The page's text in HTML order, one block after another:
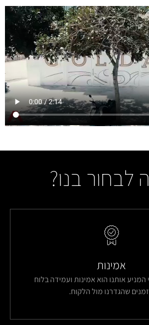
לבחור בנו?
אמינות
אותנו הוא אמינות ועמידה בלוח
שהגדרנו מול הלקוח.